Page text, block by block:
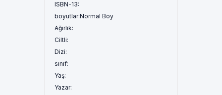
ISBN-13:
boyutlar:Normal Boy
Ağırlık:
Ciltli:
Dizi:
sınıf:
Yaş:
Yazar: